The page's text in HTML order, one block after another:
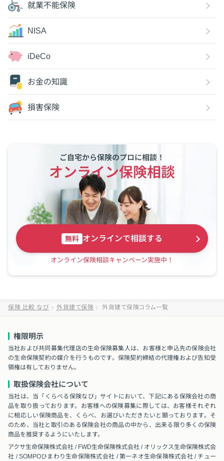
就業不能保険
NISA
iDeCo
お金の知識
損害保険
ご自宅から保険のプロに相談！
オンライン保険相談
無料 オンラインで相談する
オンライン保険相談キャンペーン実施中！
保険 比較 なび 外貨建て保険 外貨建て保険コラム一覧
権限明示
当社および共同募集代理店の生命保険募集人は、お客様と申込先の保険会社
の生命保険契約の媒介を行うものです。保険契約締結の代理権および告知受
領権は有しておりません。
取扱保険会社について
当社は、当「くらべる保険なび」サイトにおいて、下記にある保険会社の商
品を取り扱っております。お客様への保険募集に際しては、お客様それぞれ
に相応しい保険商品を、くらべ、お選びいただきたいと願っております。そ
のため、当社と取引のある保険会社の商品の中から、出来る限り多くの保険
商品を推奨するようにいたします。
アクサ生命保険株式会社 / FWD生命保険株式会社 / オリックス生命保険株式会
社 / SOMPOひまわり生命保険株式会社 / 第一ネオ生命保険株式会社 / チュー